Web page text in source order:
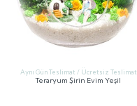
Aynı Gün Teslimat / Ücretsiz Teslimat
Teraryum Şirin Evim Yeşil